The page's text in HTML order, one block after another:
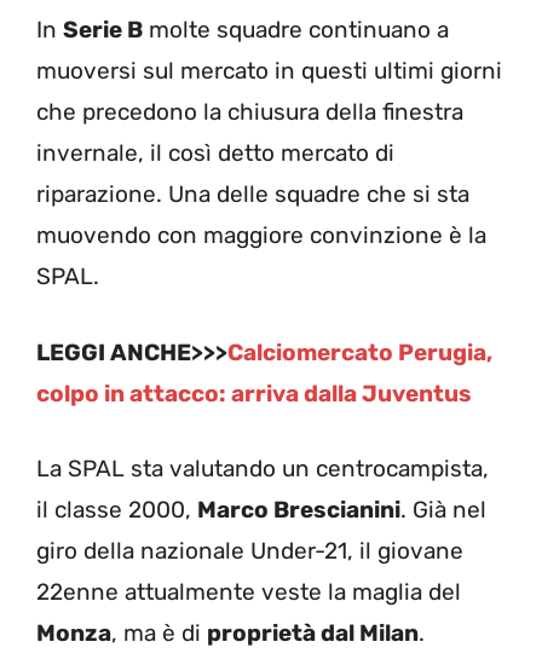
In Serie B molte squadre continuano a
muoversi sul mercato in questi ultimi giorni
che precedono la chiusura della finestra
invernale, il così detto mercato di
riparazione. Una delle squadre che si sta
muovendo con maggiore convinzione è la
SPAL.
LEGGI ANCHE>>>Calciomercato Perugia,
colpo in attacco: arriva dalla Juventus
La SPAL sta valutando un centrocampista,
il classe 2000, Marco Brescianini. Già nel
giro della nazionale Under-21, il giovane
22enne attualmente veste la maglia del
Monza, ma è di proprietà dal Milan.